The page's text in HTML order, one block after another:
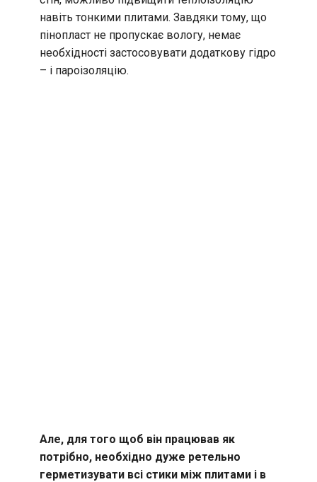
навіть тонкими плитами. Завдяки тому, що
пінопласт не пропускає вологу, немає
необхідності застосовувати додаткову гідро
– і пароізоляцію.
Але, для того щоб він працював як
потрібно, необхідно дуже ретельно
герметизувати всі стики між плитами і в